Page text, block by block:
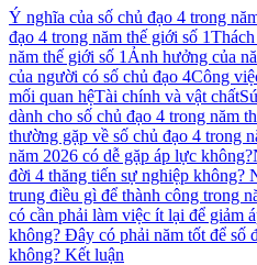
Ý nghĩa của số chủ đạo 4 trong
đạo 4 trong năm thế giới số 1
năm thế giới số 1 Ảnh hưởng của
của người có số chủ đạo 4Công
mối quan hệTài chính và vật chất
dành cho số chủ đạo 4 trong năm
thường gặp về số chủ đạo 4 trong
năm 2026 có dễ gặp áp lực không?
đời 4 thăng tiến sự nghiệp không?
trung điều gì để thành công trong
có cần phải làm việc ít lại để giảm
không? Đây có phải năm tốt để số
không? Kết luận